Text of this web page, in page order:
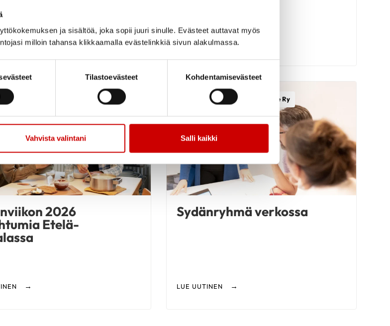
ja sisältöä, joka sopii juuri sinulle. Evästeet auttavat myös
milloin tahansa klikkaamalla evästelinkkiä sivun alakulmassa.
Tilastoevästeet Kohdentamisevästeet
Vahvista valintani Salli kaikki
LUE UUTINEN
Karjalan Sydänalue Ry
2026
Etelä-
Etelä-Karjalan Sydänalue Ry
Sydänryhmä verkossa
LUE UUTINEN